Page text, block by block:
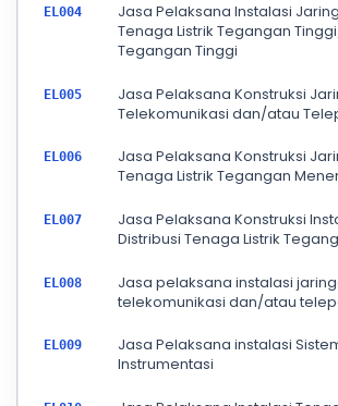
EL004
Jasa Pelaksana Instalasi
Tenaga Listrik Tegangan
Tegangan Tinggi
EL005
Jasa Pelaksana Konstruksi
Telekomunikasi dan/atau
EL006
Jasa Pelaksana Konstruksi
Tenaga Listrik Tegangan
EL007
Jasa Pelaksana Konstruksi
Distribusi Tenaga Listrik
EL008
Jasa pelaksana instalasi
telekomunikasi dan/atau
EL009
Jasa Pelaksana instalasi
Instrumentasi